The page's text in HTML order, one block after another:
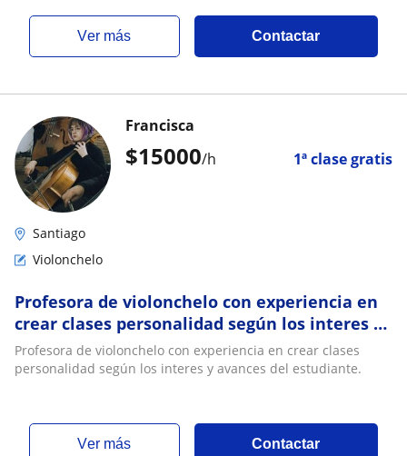
ver más Contactar
$15000/h 1ª clase gratis
Francisca
Santiago
Violonchelo
Profesora de violonchelo con experiencia en
crear clases personalidad según los interes y
avances del estudiante
Profesora de violonchelo con experiencia en crear clases
personalidad según los interes y avances del estudiante.
ver más Contactar